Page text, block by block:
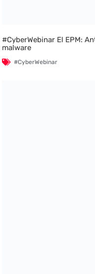
#CyberWebinar El EPM:
malware
#CyberWebinar